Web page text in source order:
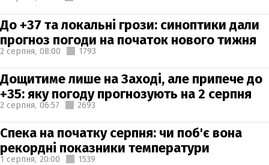
До +37 та локальні грози: синоптики дали
прогноз погоди на початок нового тижня
2 серпня, 08:00 1793
Дощитиме лише на Заході, але припече до
+35: яку погоду прогнозують на 2 серпня
2 серпня, 06:57 2693
Спека на початку серпня: чи поб'є вона
рекордні показники температури
1 серпня, 20:00 1539